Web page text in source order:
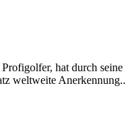
hat durch seine
weltweite Anerkennung..